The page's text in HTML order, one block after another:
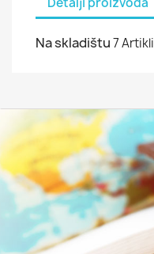
Na skladištu7 Artikli